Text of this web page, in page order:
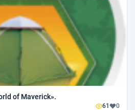
of Maverick».
61 0